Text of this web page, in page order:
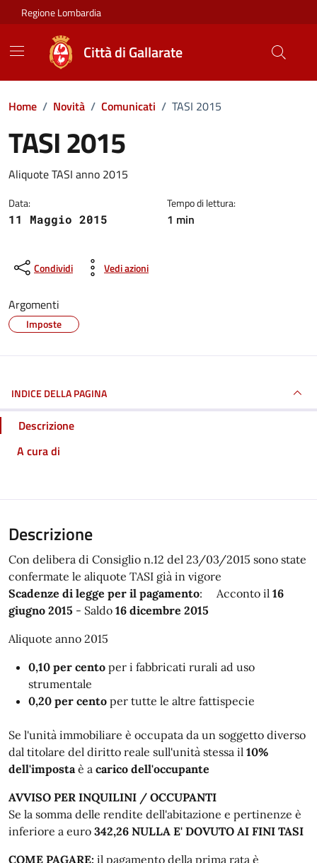
Vai ai contenuti
Vai al footer
Regione Lombardia
Città di Gallarate
Home / Novità / Comunicati / TASI 2015
TASI 2015
Dettagli della notizia
Aliquote TASI anno 2015
Data:
11 Maggio 2015
Tempo di lettura:
1 min
Condividi Vedi azioni
Argomenti
Imposte
INDICE DELLA PAGINA
Descrizione
A cura di
Descrizione
Con delibera di Consiglio n.12 del 23/03/2015 sono state
confermate le aliquote TASI già in vigore
Scadenze di legge per il pagamento: Acconto il 16
giugno 2015 - Saldo 16 dicembre 2015
Aliquote anno 2015
0,10 per cento per i fabbricati rurali ad uso
strumentale
0,20 per cento per tutte le altre fattispecie
Se l'unità immobiliare è occupata da un soggetto diverso
dal titolare del diritto reale sull'unità stessa il 10%
dell'impostaè a carico dell'occupante
AVVISO PER INQUILINI / OCCUPANTI
Se la somma delle rendite dell'abitazione e pertinenze è
inferiore a euro 342,26 NULLA E' DOVUTO AI FINI TASI
COME PAGARE: il pagamento della prima rata è